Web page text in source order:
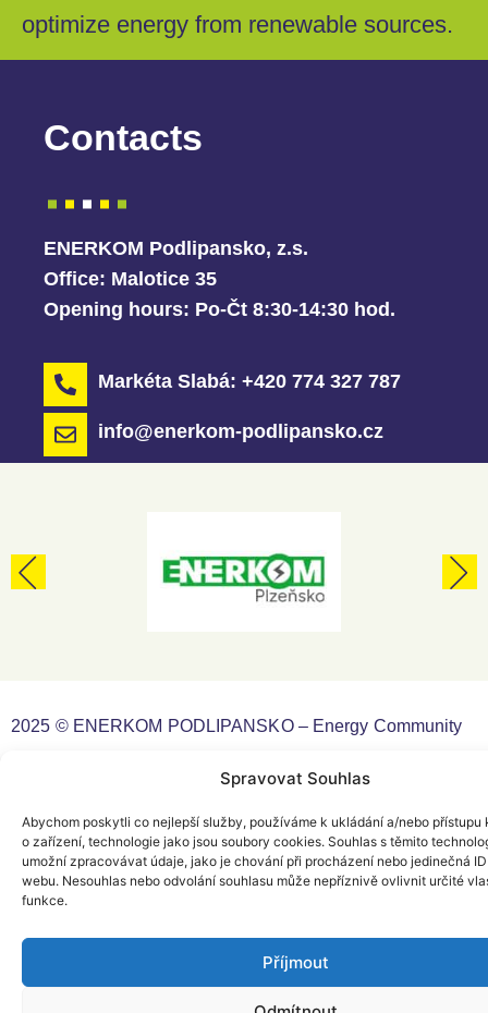
Spravovat Souhlas
Abychom poskytli co nejlepší služby, používáme k ukládání a/nebo přístupu
o zařízení, technologie jako jsou soubory cookies. Souhlas s těmito
umožní zpracovávat údaje, jako je chování při procházení nebo jedinečná
webu. Nesouhlas nebo odvolání souhlasu může nepříznivě ovlivnit určité
funkce.
Příjmout
optimize energy from renewable sources.
Contacts
ENERKOM Podlipansko, z.s.
Office: Malotice 35
Opening hours: Po-Čt 8:30-14:30 hod.
Markéta Slabá: +420 774 327 787
info@enerkom-podlipansko.cz
2025 © ENERKOM PODLIPANSKO – Energy Community
Yellow Faktory